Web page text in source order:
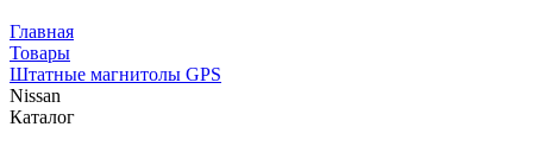
Главная
Товары
Штатные магнитолы GPS
Nissan
Каталог